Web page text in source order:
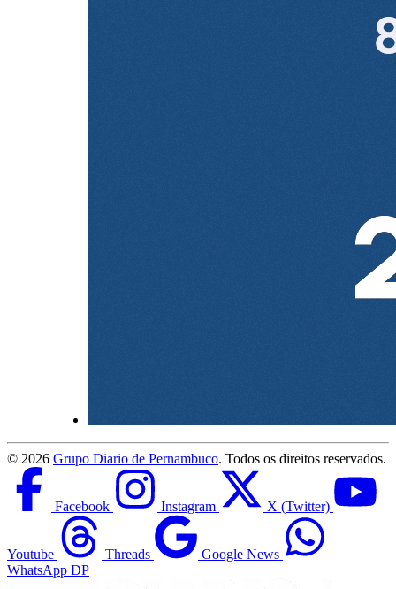
© 2026 Grupo Diario de Pernambuco. Todos os direitos reservados.
Facebook Instagram X (Twitter)
Youtube Threads
Google News
WhatsApp DP